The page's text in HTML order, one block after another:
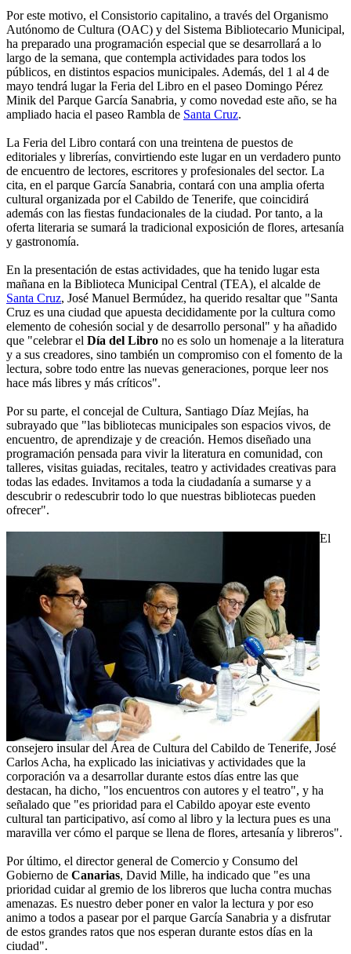
Por este motivo, el Consistorio capitalino, a través del Organismo
Autónomo de Cultura (OAC) y del Sistema Bibliotecario Municipal,
ha preparado una programación especial que se desarrollará a lo
largo de la semana, que contempla actividades para todos los
públicos, en distintos espacios municipales. Además, del 1 al 4 de
mayo tendrá lugar la Feria del Libro en el paseo Domingo Pérez
Minik del Parque García Sanabria, y como novedad este año, se ha
ampliado hacia el paseo Rambla de Santa Cruz.
La Feria del Libro contará con una treintena de puestos de
editoriales y librerías, convirtiendo este lugar en un verdadero punto
de encuentro de lectores, escritores y profesionales del sector. La
cita, en el parque García Sanabria, contará con una amplia oferta
cultural organizada por el Cabildo de Tenerife, que coincidirá
además con las fiestas fundacionales de la ciudad. Por tanto, a la
oferta literaria se sumará la tradicional exposición de flores, artesanía
y gastronomía.
En la presentación de estas actividades, que ha tenido lugar esta
mañana en la Biblioteca Municipal Central (TEA), el alcalde de
Santa Cruz, José Manuel Bermúdez, ha querido resaltar que "Santa
Cruz es una ciudad que apuesta decididamente por la cultura como
elemento de cohesión social y de desarrollo personal" y ha añadido
que "celebrar el Día del Libro no es solo un homenaje a la literatura
y a sus creadores, sino también un compromiso con el fomento de la
lectura, sobre todo entre las nuevas generaciones, porque leer nos
hace más libres y más críticos".
Por su parte, el concejal de Cultura, Santiago Díaz Mejías, ha
subrayado que "las bibliotecas municipales son espacios vivos, de
encuentro, de aprendizaje y de creación. Hemos diseñado una
programación pensada para vivir la literatura en comunidad, con
talleres, visitas guiadas, recitales, teatro y actividades creativas para
todas las edades. Invitamos a toda la ciudadanía a sumarse y a
descubrir o redescubrir todo lo que nuestras bibliotecas pueden
ofrecer".
El
consejero insular del Área de Cultura del Cabildo de Tenerife, José
Carlos Acha, ha explicado las iniciativas y actividades que la
corporación va a desarrollar durante estos días entre las que
destacan, ha dicho, "los encuentros con autores y el teatro", y ha
señalado que "es prioridad para el Cabildo apoyar este evento
cultural tan participativo, así como al libro y la lectura pues es una
maravilla ver cómo el parque se llena de flores, artesanía y libreros".
Por último, el director general de Comercio y Consumo del
Gobierno de Canarias, David Mille, ha indicado que "es una
prioridad cuidar al gremio de los libreros que lucha contra muchas
amenazas. Es nuestro deber poner en valor la lectura y por eso
animo a todos a pasear por el parque García Sanabria y a disfrutar
de estos grandes ratos que nos esperan durante estos días en la
ciudad".